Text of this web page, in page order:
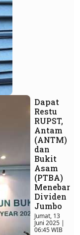
Dapat
Restu
RUPST,
Antam
(ANTM)
dan
Bukit
Asam
(PTBA)
Menebar
Dividen
Jumbo
Jumat, 13
Juni 2025 |
06:45 WIB